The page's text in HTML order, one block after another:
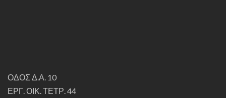
ΟΔΟΣ Δ.Α. 10
ΕΡΓ. ΟΙΚ. ΤΕΤΡ. 44